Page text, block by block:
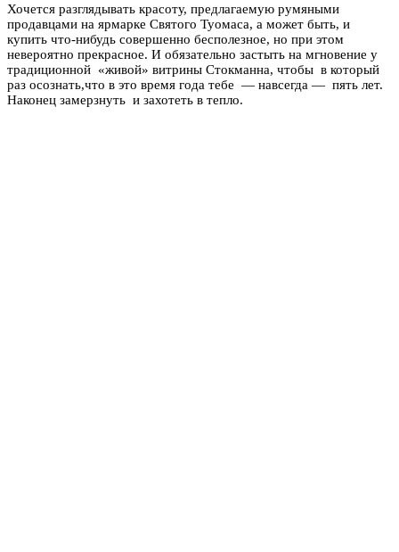
Хочется разглядывать красоту, предлагаемую румяными
продавцами на ярмарке Святого Туомаса, а может быть, и
купить что-нибудь совершенно бесполезное, но при этом
невероятно прекрасное. И обязательно застыть на мгновение у
традиционной «живой» витрины Стокманна, чтобы в который
раз осознать,что в это время года тебе — навсегда — пять лет.
Наконец замерзнуть и захотеть в тепло.